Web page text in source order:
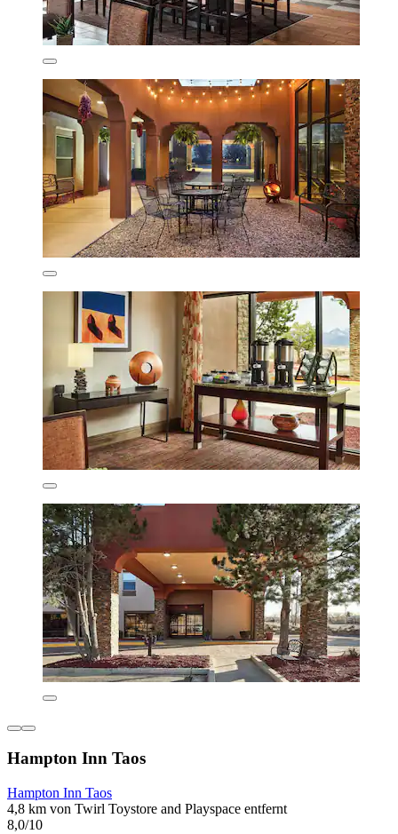
Hampton Inn Taos
Hampton Inn Taos
4,8 km von Twirl Toystore and Playspace entfernt
8,0/10